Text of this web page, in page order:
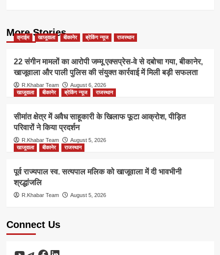
More Stories
क्राईम खाजूवाला बीकानेर ब्रेकिंग न्यूज राजस्थान
22 संगीन मामलों का आरोपी जम्मू एक्सप्रेस-वे से दबोचा गया, बीकानेर,
खाजूवाला और पाली पुलिस की संयुक्त कार्रवाई में मिली बड़ी सफलता
R.Khabar Team
August 6, 2026
खाजूवाला
बीकानेर ब्रेकिंग न्यूज राजस्थान
सीमांत क्षेत्र में अवैध साहूकारी के खिलाफ फूटा आक्रोश, पीड़ित
परिवारों ने किया प्रदर्शन
R.Khabar Team
August 5, 2026
खाजूवाला
बीकानेर राजस्थान
पूर्व राज्यपाल स्व. सत्यपाल मलिक को खाजूवाला में दी भावभीनी
श्रद्धांजलि
R.Khabar Team August 5, 2026
Connect Us